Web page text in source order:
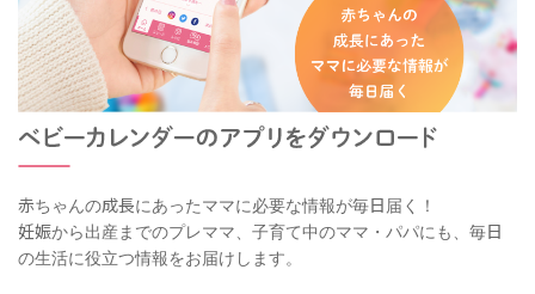
赤ちゃんの成長にあったママに必要な情報が毎日届く！
妊娠から出産までのプレママ、子育て中のママ・パパにも、毎日
の生活に役立つ情報をお届けします。